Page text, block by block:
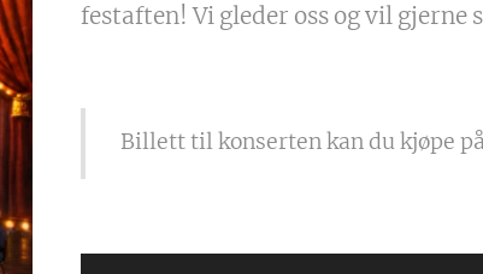
festaften! Vi gleder oss og vil gjerne
Billett til konserten kan du kjøpe